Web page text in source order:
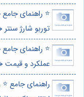
توربو شارژ سنتر
⭐️ راهنمای جامع
عملکرد و قیمت
راهنمای جامع